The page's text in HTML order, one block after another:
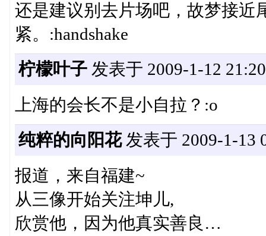
还是建议别去片场吧，故梦接近
紧。:handshake
柠檬叶子发表于 2009-1-12 21:20
上海的会长不是小自拉？:o
纯粹的向阳花发表于 2009-1-13
报道，来自福建~
从三像开始关注坤儿,
欣赏他，因为他真实善良…